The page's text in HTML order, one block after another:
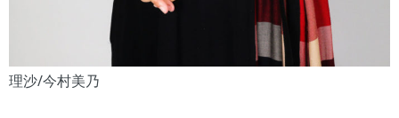
理沙/今村美乃